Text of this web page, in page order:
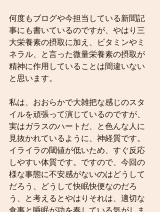
何度もブログや今担当している新聞記
事にも書いているのですが、やはり三
大栄養素の摂取に加え、ビタミンやミ
ネラル、と言った微量栄養素の摂取が
精神に作用していることは間違いない
と思います。
私は、おおらかで大雑把な感じのスタ
イルを頑張って演じているのですが、
実はガラスのハートだ、と色んな人に
見抜かれているように、神経質です。
イライラの閾値が低いため、すぐ反応
しやすい体質です。ですので、今回の
様な事態に不安感がないのはどうして
だろう、どうして快眠快便なのだろ
う、と考えるとやはりそれは、適切な